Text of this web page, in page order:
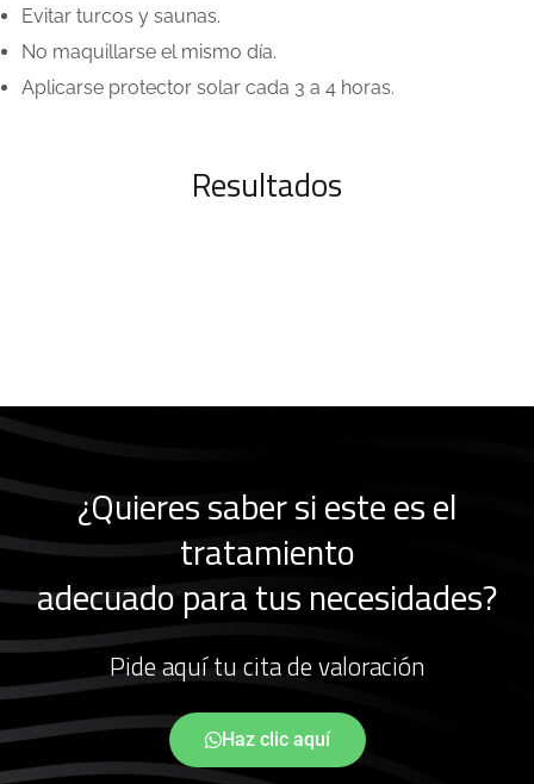
Evitar turcos y saunas.
No maquillarse el mismo día.
Aplicarse protector solar cada 3 a 4 horas.
Resultados
¿Quieres saber si este es el
tratamiento
adecuado para tus necesidades?
Pide aquí tu cita de valoración
Haz clic aquí